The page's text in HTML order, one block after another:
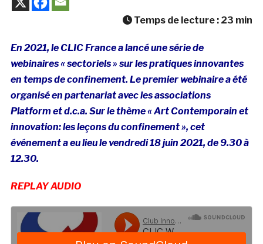
Temps de lecture : 23 min
En 2021, le CLIC France a lancé une série de
webinaires « sectoriels » sur les pratiques innovantes
en temps de confinement. Le premier webinaire a été
organisé en partenariat avec les associations
Platform et d.c.a. Sur le thème « Art Contemporain et
innovation: les leçons du confinement », cet
événement a eu lieu le vendredi 18 juin 2021, de 9.30 à
12.30.
REPLAY AUDIO